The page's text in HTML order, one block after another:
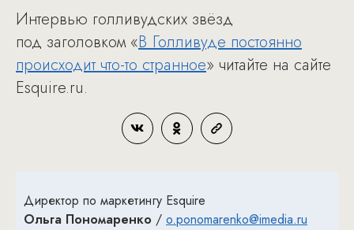
Интервью голливудских звёзд
под заголовком «В Голливуде постоянно
происходит что-то странное» читайте на сайте
Esquire.ru.
Директор по маркетингу Esquire
Ольга Пономаренко / o.ponomarenko@imedia.ru